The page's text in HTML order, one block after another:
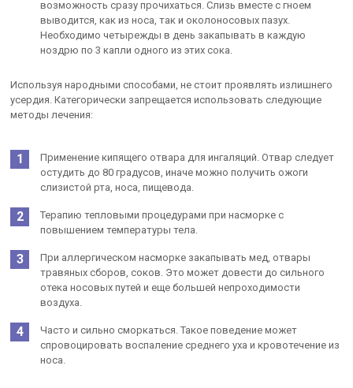
возможность сразу прочихаться. Слизь вместе с гноем
выводится, как из носа, так и околоносовых пазух.
Необходимо четырежды в день закапывать в каждую
ноздрю по 3 капли одного из этих сока.
Используя народными способами, не стоит проявлять излишнего
усердия. Категорически запрещается использовать следующие
методы лечения:
Применение кипящего отвара для ингаляций. Отвар следует
остудить до 80 градусов, иначе можно получить ожоги
слизистой рта, носа, пищевода.
Терапию тепловыми процедурами при насморке с
повышением температуры тела.
При аллергическом насморке закапывать мед, отвары
травяных сборов, соков. Это может довести до сильного
отека носовых путей и еще большей непроходимости
воздуха.
Часто и сильно сморкаться. Такое поведение может
спровоцировать воспаление среднего уха и кровотечение из
носа.